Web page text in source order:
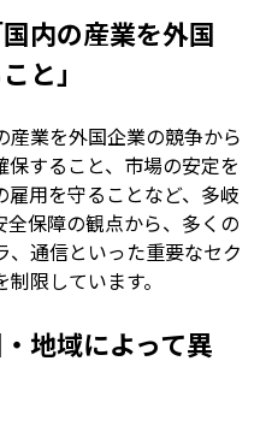
内の産業を外国
と」
業を外国企業の競争から
すること、市場の安定を
用を守ることなど、多岐
保障の観点から、多くの
通信といった重要なセク
限しています。
地域によって異